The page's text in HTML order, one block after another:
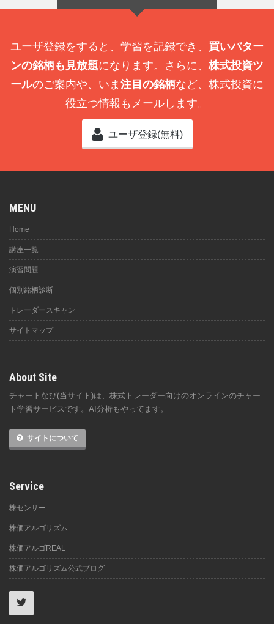
ユーザ登録をすると、学習を記録でき、 買いパター
ンの銘柄も見放題になります。さらに、 株式投資ツ
ールのご案内や、いま 注目の銘柄など、株式投資に
役立つ情報もメールします。
ユーザ登録(無料)
MENU
Home
講座一覧
演習問題
個別銘柄診断
トレーダースキャン
サイトマップ
About Site
チャートなび(当サイト)は、株式トレーダー向けのオンラインのチャー
ト学習サービスです。AI分析もやってます。
サイトについて
Service
株センサー
株価アルゴリズム
株価アルゴREAL
株価アルゴリズム公式ブログ